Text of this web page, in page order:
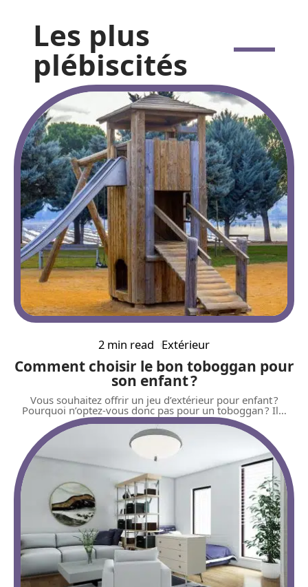
Les plus
plébiscités
2 min read Extérieur
Comment choisir le bon toboggan pour
son enfant ?
Vous souhaitez offrir un jeu d’extérieur pour enfant ?
Pourquoi n’optez-vous donc pas pour un toboggan ? Il…